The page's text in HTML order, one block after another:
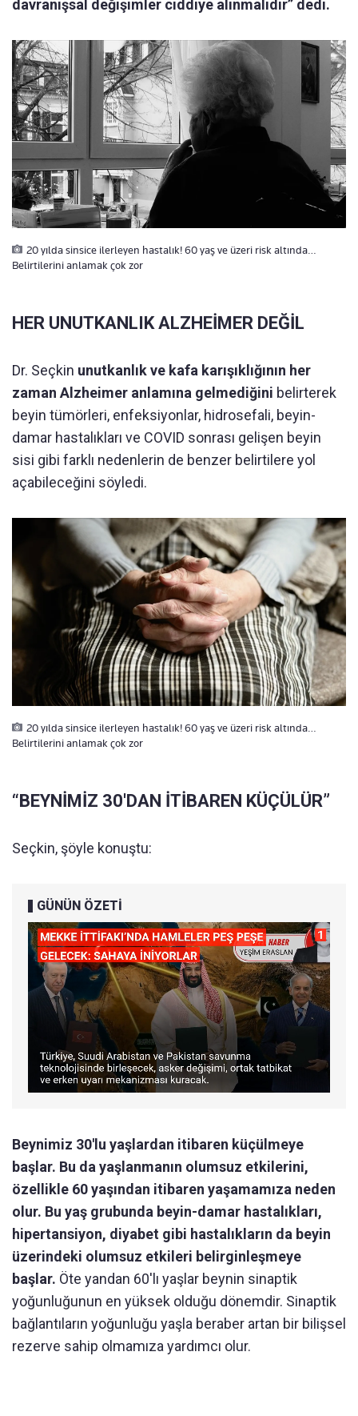
davranışsal değişimler ciddiye alınmalıdır” dedi.
20 yılda sinsice ilerleyen hastalık! 60 yaş ve üzeri risk altında…
Belirtilerini anlamak çok zor
HER UNUTKANLIK ALZHEİMER DEĞİL
Dr. Seçkin unutkanlık ve kafa karışıklığının her
zaman Alzheimer anlamına gelmediğini belirterek
beyin tümörleri, enfeksiyonlar, hidrosefali, beyin-
damar hastalıkları ve COVID sonrası gelişen beyin
sisi gibi farklı nedenlerin de benzer belirtilere yol
açabileceğini söyledi.
20 yılda sinsice ilerleyen hastalık! 60 yaş ve üzeri risk altında…
Belirtilerini anlamak çok zor
“BEYNİMİZ 30'DAN İTİBAREN KÜÇÜLÜR”
Seçkin, şöyle konuştu:
GÜNÜN ÖZETİ
Beynimiz 30'lu yaşlardan itibaren küçülmeye
başlar. Bu da yaşlanmanın olumsuz etkilerini,
özellikle 60 yaşından itibaren yaşamamıza neden
olur. Bu yaş grubunda beyin-damar hastalıkları,
hipertansiyon, diyabet gibi hastalıkların da beyin
üzerindeki olumsuz etkileri belirginleşmeye
başlar. Öte yandan 60'lı yaşlar beynin sinaptik
yoğunluğunun en yüksek olduğu dönemdir. Sinaptik
bağlantıların yoğunluğu yaşla beraber artan bir bilişsel
rezerve sahip olmamıza yardımcı olur.